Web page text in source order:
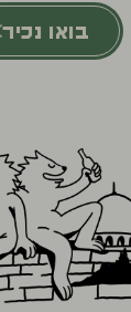
בואו נכיר